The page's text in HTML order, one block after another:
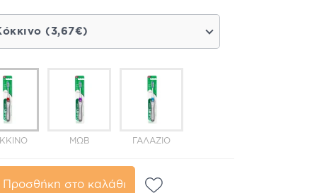
(3,67€)
ΜΩΒ ΓΑΛΆΖΙΟ
Προσθήκη στο καλάθι